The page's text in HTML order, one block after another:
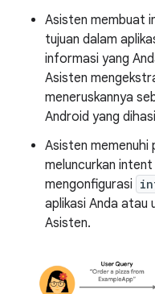
Asisten membuat
tujuan dalam
informasi yang
Asisten
meneruskannya
Android yang
Asisten memenuhi
meluncurkan
mengonfigurasi
aplikasi Anda atau
Asisten.